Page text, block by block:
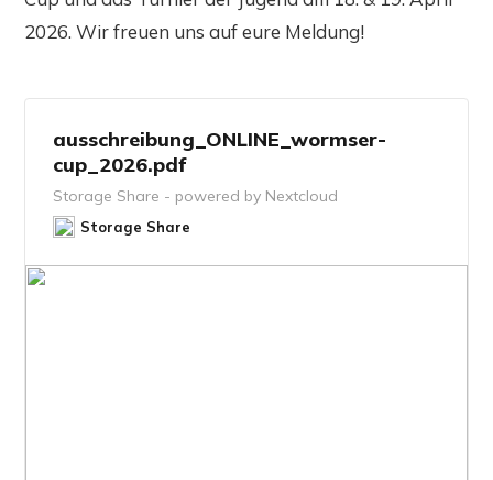
2026. Wir freuen uns auf eure Meldung!
ausschreibung_ONLINE_wormser-
cup_2026.pdf
Storage Share - powered by Nextcloud
Storage Share